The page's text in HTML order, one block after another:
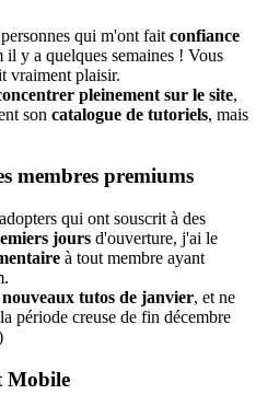
qui m'ont fait confiance
il y a quelques semaines ! Vous
vraiment plaisir.
pleinement sur le site,
son catalogue de tutoriels, mais
membres premiums
qui ont souscrit à des
jours d'ouverture, j'ai le
à tout membre ayant
nouveaux tutos de janvier, et ne
période creuse de fin décembre
Mobile